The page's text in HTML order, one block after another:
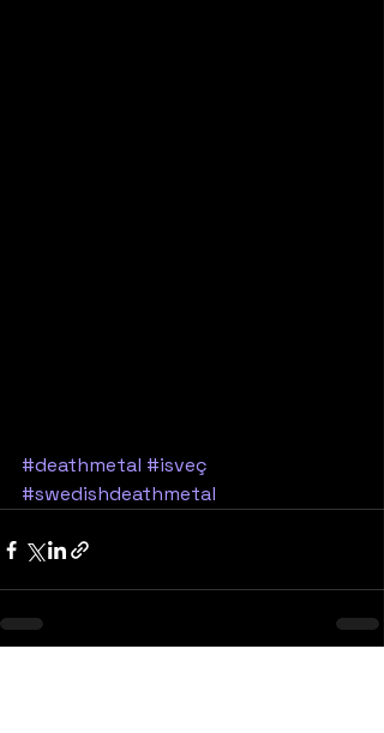
#deathmetal #isveç
#swedishdeathmetal